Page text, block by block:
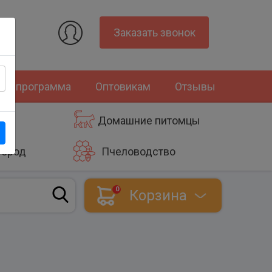
Заказать звонок
программа Оптовикам Отзывы
Домашние питомцы
Пчеловодство
0 Корзина